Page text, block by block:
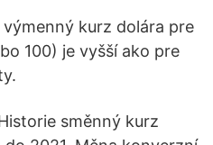
kurz dolára pre
100) je vyšší ako pre
směnný kurz